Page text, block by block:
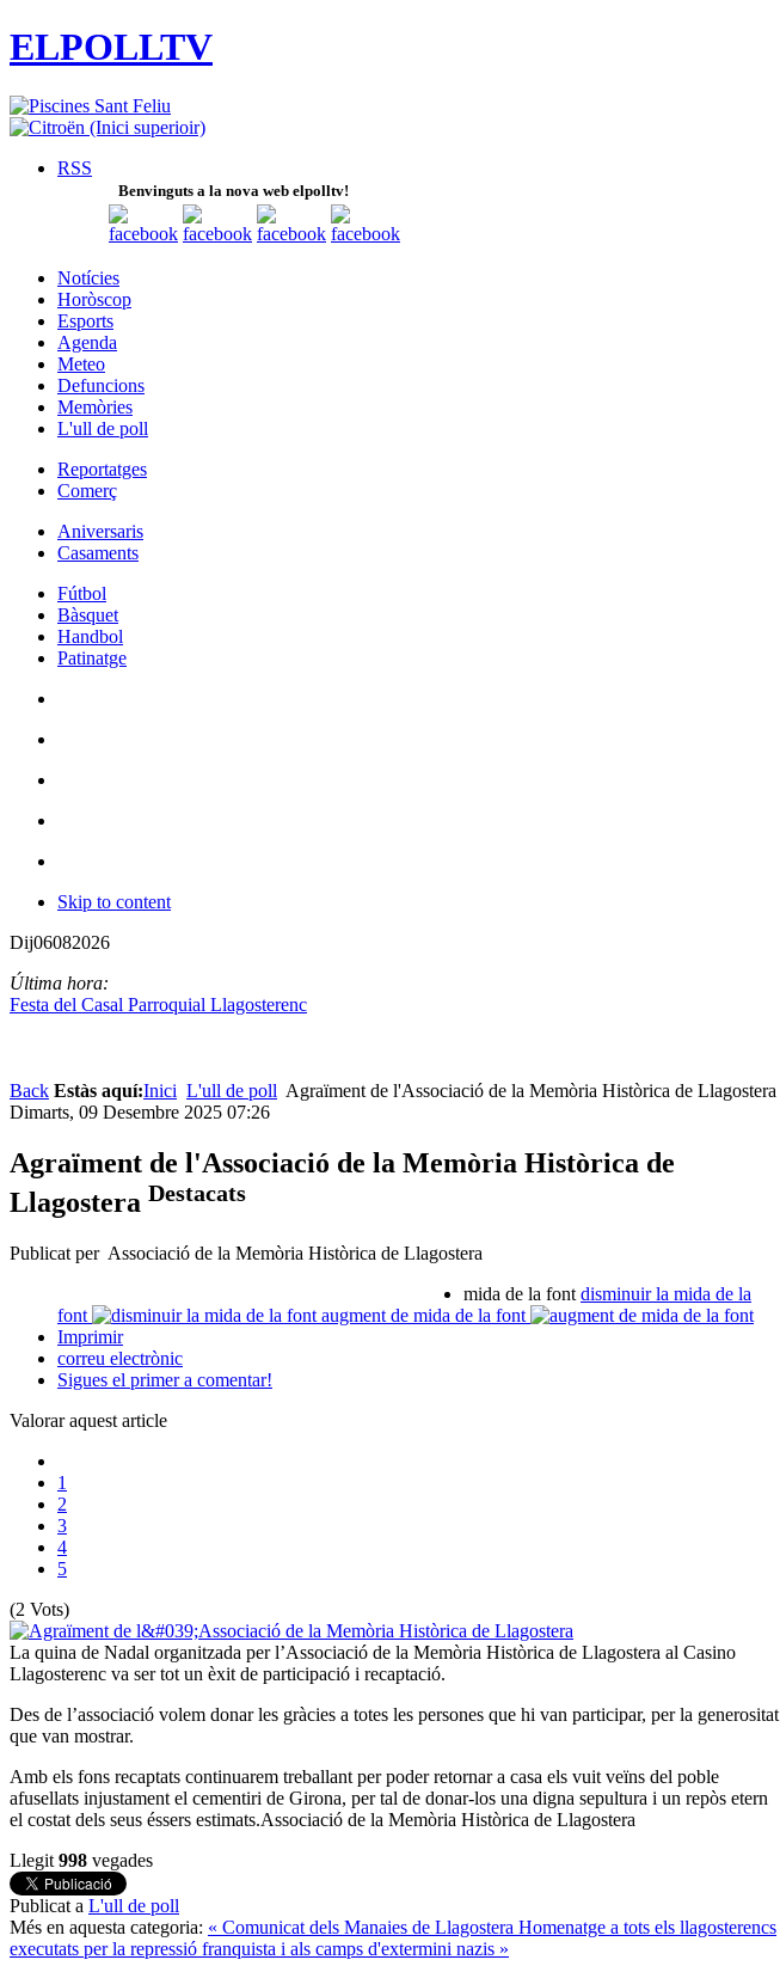
ELPOLLTV
RSS
Benvinguts a la nova web elpolltv!
Notícies
Horòscop
Esports
Agenda
Meteo
Defuncions
Memòries
L'ull de poll
Reportatges
Comerç
Aniversaris
Casaments
Fútbol
Bàsquet
Handbol
Patinatge
Skip to content
Dij06082026
Última hora:
Festa del Casal Parroquial Llagosterenc
Back Estàs aquí:Inici L'ull de poll Agraïment de l'Associació de la Memòria Històrica de Llagostera
Dimarts, 09 Desembre 2025 07:26
Agraïment de l'Associació de la Memòria Històrica de
Llagostera Destacats
Publicat per Associació de la Memòria Històrica de Llagostera
mida de la font disminuir la mida de la
font
augment de mida de la font
Imprimir
correu electrònic
Sigues el primer a comentar!
Valorar aquest article
1
2
3
4
5
(2 Vots)
La quina de Nadal organitzada per l’Associació de la Memòria Històrica de Llagostera al Casino
Llagosterenc va ser tot un èxit de participació i recaptació.
Des de l’associació volem donar les gràcies a totes les persones que hi van participar, per la generositat
que van mostrar.
Amb els fons recaptats continuarem treballant per poder retornar a casa els vuit veïns del poble
afusellats injustament el cementiri de Girona, per tal de donar-los una digna sepultura i un repòs etern
el costat dels seus éssers estimats.Associació de la Memòria Històrica de Llagostera
Llegit 998 vegades
Publicat a L'ull de poll
Més en aquesta categoria: « Comunicat dels Manaies de Llagostera Homenatge a tots els llagosterencs
executats per la repressió franquista i als camps d'extermini nazis »